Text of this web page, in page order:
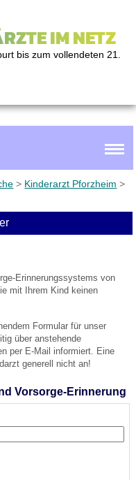
IM NETZ
bis zum vollendeten 21.
> Kinderarzt Pforzheim >
Erinnerungssystems von
mit Ihrem Kind keinen
Formular für unser
über anstehende
per E-Mail informiert. Eine
generell nicht an!
Vorsorge-Erinnerung